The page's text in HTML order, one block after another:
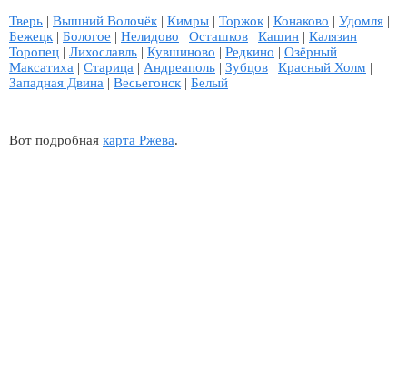
Тверь | Вышний Волочёк | Кимры | Торжок | Конаково | Удомля |
Бежецк | Бологое | Нелидово | Осташков | Кашин | Калязин |
Торопец | Лихославль | Кувшиново | Редкино | Озёрный |
Максатиха | Старица | Андреаполь | Зубцов | Красный Холм |
Западная Двина | Весьегонск | Белый
Вот подробная карта Ржева.